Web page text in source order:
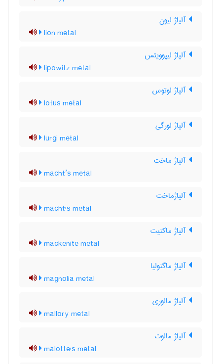
آلیاژ لیون
lion metal
آلیاژ لیپوویتس
lipowitz metal
آلیاژ لوتوس
lotus metal
آلیاژ لورگی
lurgi metal
آلیاژ ماخت
macht’s metal
آلیاژماخت
macht's metal
آلیاژ ماکنیت
mackenite metal
آلیاژ ماگنولیا
magnolia metal
آلیاژ مالوری
mallory metal
آلیاژ مالوت
malotte's metal